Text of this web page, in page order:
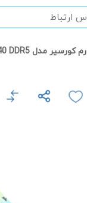
رم کورسیر مدل VENGEANCE RGB 48GB Dual 7000MHz CL40 DDR5